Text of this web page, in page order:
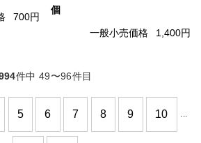
700円
個
一般小売価格 1,400円
件中 49〜96件目
5 6 7 8 9 10 ...